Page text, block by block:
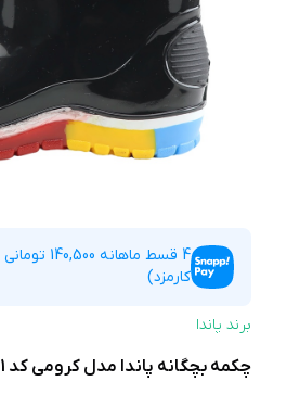
4 قسط ماهانه
کارمزد)
برند پاندا
چکمه بچگانه پاندا مدل کرومی کد 01